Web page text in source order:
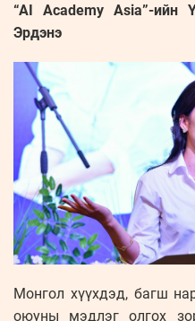
“AI Academy Asia”-ийн
Эрдэнэ
Монгол хүүхдэд, багш
оюуны мэдлэг олгох